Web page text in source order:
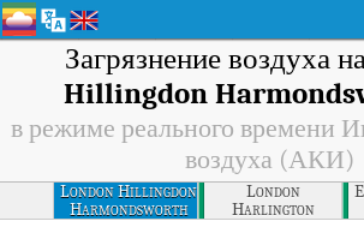
Загрязнение воздуха
Hillingdon
в режиме реального времени
воздуха (АКИ)
London Hillingdon
Harmondsworth
Os
London
Harlington